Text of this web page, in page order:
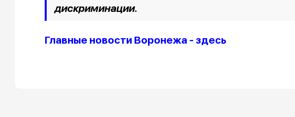
дискриминации.
Главные новости Воронежа - здесь